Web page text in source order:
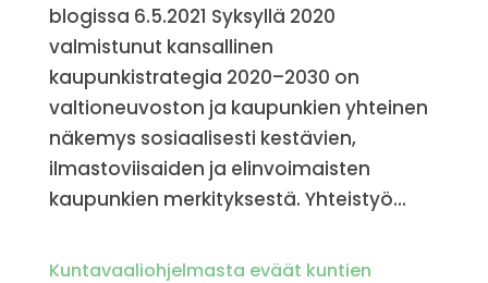
blogissa 6.5.2021 Syksyllä 2020
valmistunut kansallinen
kaupunkistrategia 2020–2030 on
valtioneuvoston ja kaupunkien yhteinen
näkemys sosiaalisesti kestävien,
ilmastoviisaiden ja elinvoimaisten
kaupunkien merkityksestä. Yhteistyö...
Kuntavaa­lioh­jel­masta eväät kuntien